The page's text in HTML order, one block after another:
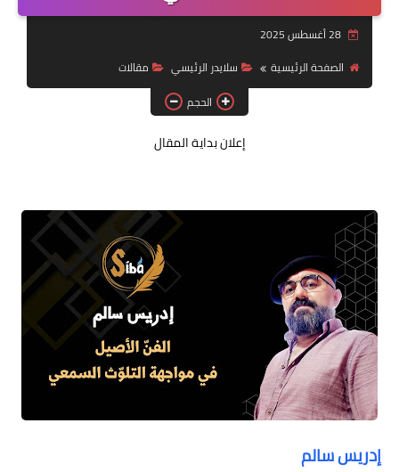
قراءات
دراسات
مقالات
فنون
شخصيات
ذاكرة كوباني
مواهب جديدة
منوعات
28 أغسطس 2025
الصفحة الرئيسية
سلايدر الرئيسي
مقالات
الحجم
إعلان بداية المقال
إدريس سالم